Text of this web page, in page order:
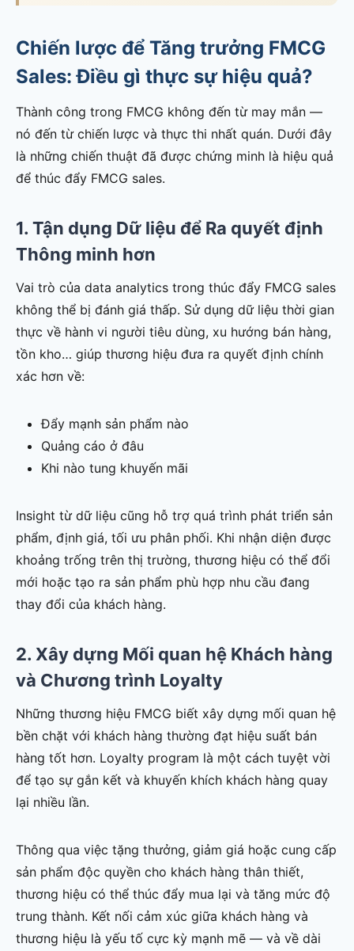
Chiến lược để Tăng trưởng FMCG
Sales: Điều gì thực sự hiệu quả?
Thành công trong FMCG không đến từ may mắn —
nó đến từ chiến lược và thực thi nhất quán. Dưới đây
là những chiến thuật đã được chứng minh là hiệu quả
để thúc đẩy FMCG sales.
1. Tận dụng Dữ liệu để Ra quyết định
Thông minh hơn
Vai trò của data analytics trong thúc đẩy FMCG sales
không thể bị đánh giá thấp. Sử dụng dữ liệu thời gian
thực về hành vi người tiêu dùng, xu hướng bán hàng,
tồn kho… giúp thương hiệu đưa ra quyết định chính
xác hơn về:
Đẩy mạnh sản phẩm nào
Quảng cáo ở đâu
Khi nào tung khuyến mãi
Insight từ dữ liệu cũng hỗ trợ quá trình phát triển sản
phẩm, định giá, tối ưu phân phối. Khi nhận diện được
khoảng trống trên thị trường, thương hiệu có thể đổi
mới hoặc tạo ra sản phẩm phù hợp nhu cầu đang
thay đổi của khách hàng.
2. Xây dựng Mối quan hệ Khách hàng
và Chương trình Loyalty
Những thương hiệu FMCG biết xây dựng mối quan hệ
bền chặt với khách hàng thường đạt hiệu suất bán
hàng tốt hơn. Loyalty program là một cách tuyệt vời
để tạo sự gắn kết và khuyến khích khách hàng quay
lại nhiều lần.
Thông qua việc tặng thưởng, giảm giá hoặc cung cấp
sản phẩm độc quyền cho khách hàng thân thiết,
thương hiệu có thể thúc đẩy mua lại và tăng mức độ
trung thành. Kết nối cảm xúc giữa khách hàng và
thương hiệu là yếu tố cực kỳ mạnh mẽ — và về dài